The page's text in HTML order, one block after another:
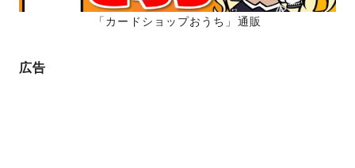
り
「カードショップおうち」通販
広告